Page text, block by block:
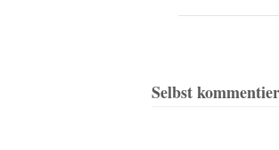
Selbst